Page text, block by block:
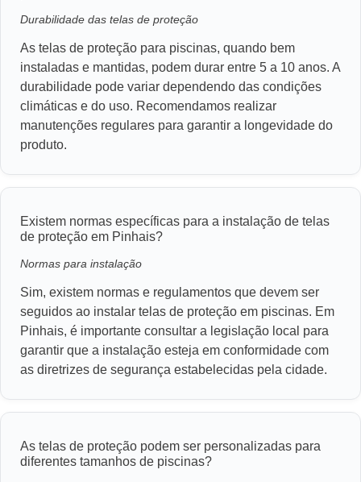
Durabilidade das telas de proteção
As telas de proteção para piscinas, quando bem
instaladas e mantidas, podem durar entre 5 a 10 anos. A
durabilidade pode variar dependendo das condições
climáticas e do uso. Recomendamos realizar
manutenções regulares para garantir a longevidade do
produto.
Existem normas específicas para a instalação de telas
de proteção em Pinhais?
Normas para instalação
Sim, existem normas e regulamentos que devem ser
seguidos ao instalar telas de proteção em piscinas. Em
Pinhais, é importante consultar a legislação local para
garantir que a instalação esteja em conformidade com
as diretrizes de segurança estabelecidas pela cidade.
As telas de proteção podem ser personalizadas para
diferentes tamanhos de piscinas?